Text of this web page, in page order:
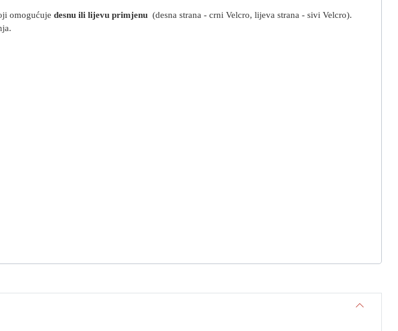
omogućuje desnu ili lijevu primjenu (desna strana - crni Velcro, lijeva strana - sivi Velcro).